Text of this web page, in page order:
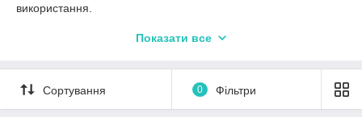
використання.
встановлюються на підготовленій рівній поверхні. Кругла
Показати все
Сортування 0 Фільтри